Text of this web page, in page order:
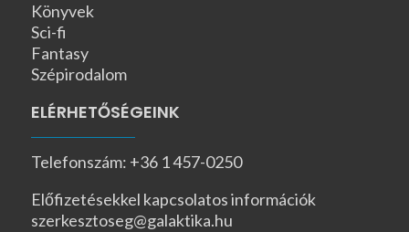
Könyvek
Sci-fi
Fantasy
Szépirodalom
ELÉRHETŐSÉGEINK
Telefonszám: +36 1 457-0250
Előfizetésekkel kapcsolatos információk
szerkesztoseg@galaktika.hu